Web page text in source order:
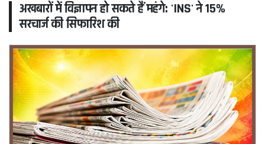
अखबारों में विज्ञापन हो सकते हैं महंगे: 'INS' ने 15%
सरचार्ज की सिफारिश की